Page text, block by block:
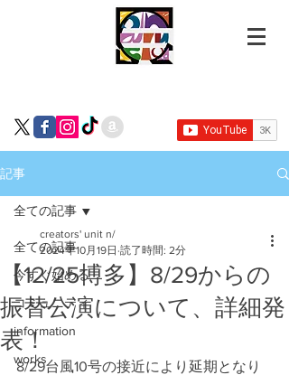
記事
全ての記事
今すぐ始める
コミュニティ
information
works
全ての記事
【12/25博多】8/29からの
振替公演について、詳細発
表！
creators' unit n/
2024年10月19日 読了時間: 2分
8/29台風10号の接近により延期となり